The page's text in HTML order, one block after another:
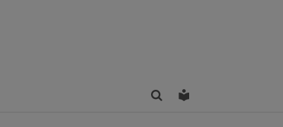
FindenLeichte Sprache